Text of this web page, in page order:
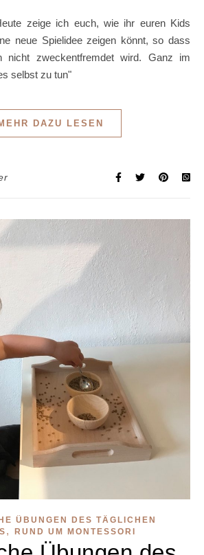
neue Spielidee zeigen könnt, so dass
nicht zweckentfremdet wird. Ganz im
selbst zu tun"
DAZU LESEN
ÜBUNGEN DES TÄGLICHEN
, RUND UM MONTESSORI